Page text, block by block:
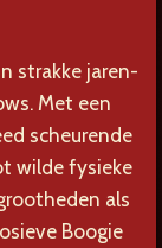
strakke jaren-
Met een
scheurende
wilde fysieke
als
Boogie